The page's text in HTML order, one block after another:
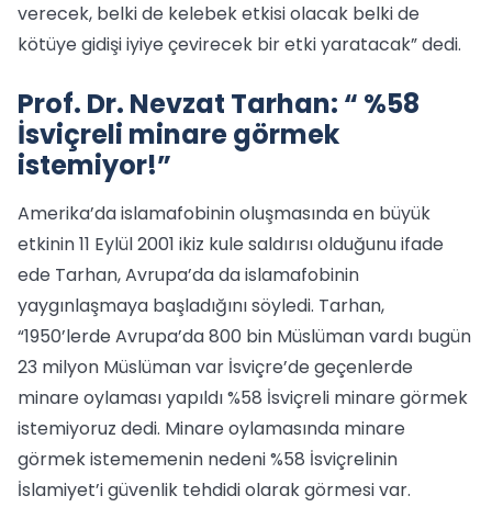
verecek, belki de kelebek etkisi olacak belki de
kötüye gidişi iyiye çevirecek bir etki yaratacak” dedi.
Prof. Dr. Nevzat Tarhan: “ %58
İsviçreli minare görmek
istemiyor!”
Amerika’da islamafobinin oluşmasında en büyük
etkinin 11 Eylül 2001 ikiz kule saldırısı olduğunu ifade
ede Tarhan, Avrupa’da da islamafobinin
yaygınlaşmaya başladığını söyledi. Tarhan,
“1950’lerde Avrupa’da 800 bin Müslüman vardı bugün
23 milyon Müslüman var İsviçre’de geçenlerde
minare oylaması yapıldı %58 İsviçreli minare görmek
istemiyoruz dedi. Minare oylamasında minare
görmek istememenin nedeni %58 İsviçrelinin
İslamiyet’i güvenlik tehdidi olarak görmesi var.